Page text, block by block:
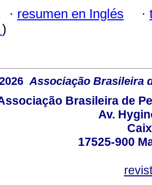
· resumen en Inglés ·
)
Associação Brasileira
Brasileira de
Av.
17525-900